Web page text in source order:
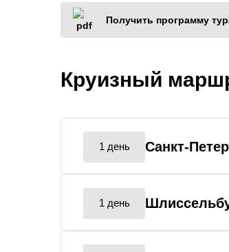
Получить программу
Круизный
1 день Санкт-
1 день